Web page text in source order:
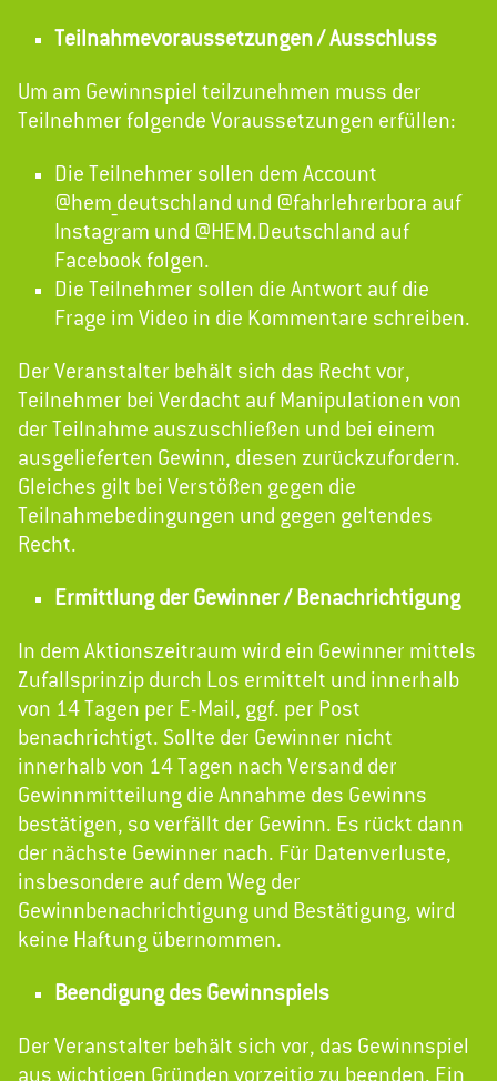
Teilnahmevoraussetzungen / Ausschluss
Um am Gewinnspiel teilzunehmen muss der
Teilnehmer folgende Voraussetzungen erfüllen:
Die Teilnehmer sollen dem Account
@hem_deutschland und @fahrlehrerbora auf
Instagram und @HEM.Deutschland auf
Facebook folgen.
Die Teilnehmer sollen die Antwort auf die
Frage im Video in die Kommentare schreiben.
Der Veranstalter behält sich das Recht vor,
Teilnehmer bei Verdacht auf Manipulationen von
der Teilnahme auszuschließen und bei einem
ausgelieferten Gewinn, diesen zurückzufordern.
Gleiches gilt bei Verstößen gegen die
Teilnahmebedingungen und gegen geltendes
Recht.
Ermittlung der Gewinner / Benachrichtigung
In dem Aktionszeitraum wird ein Gewinner mittels
Zufallsprinzip durch Los ermittelt und innerhalb
von 14 Tagen per E-Mail, ggf. per Post
benachrichtigt. Sollte der Gewinner nicht
innerhalb von 14 Tagen nach Versand der
Gewinnmitteilung die Annahme des Gewinns
bestätigen, so verfällt der Gewinn. Es rückt dann
der nächste Gewinner nach. Für Datenverluste,
insbesondere auf dem Weg der
Gewinnbenachrichtigung und Bestätigung, wird
keine Haftung übernommen.
Beendigung des Gewinnspiels
Der Veranstalter behält sich vor, das Gewinnspiel